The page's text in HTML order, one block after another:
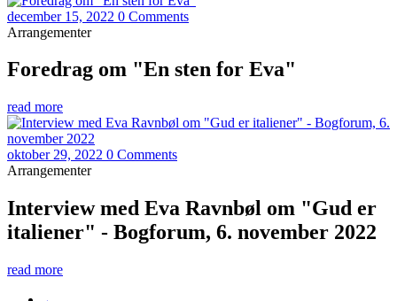
december 15, 2022 0 Comments
Arrangementer
Foredrag om "En sten for Eva"
read more
oktober 29, 2022 0 Comments
Arrangementer
Interview med Eva Ravnbøl om "Gud er
italiener" - Bogforum, 6. november 2022
read more